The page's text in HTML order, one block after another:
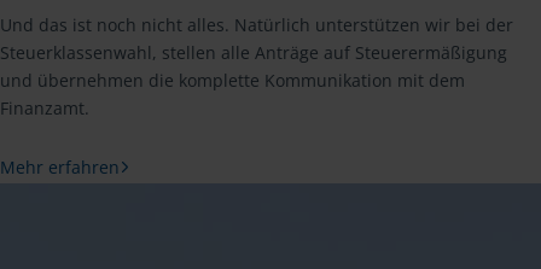
Und das ist noch nicht alles. Natürlich unterstützen wir bei der
Steuerklassenwahl, stellen alle Anträge auf Steuerermäßigung
und übernehmen die komplette Kommunikation mit dem
Finanzamt.
Mehr erfahren